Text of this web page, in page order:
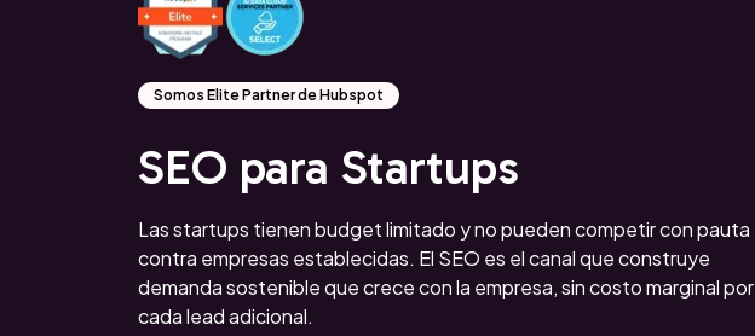
Somos Elite Partner de Hubspot
SEO para Startups
Las startups tienen budget limitado y no pueden competir con pauta
contra empresas establecidas. El SEO es el canal que construye
demanda sostenible que crece con la empresa, sin costo marginal por
cada lead adicional.